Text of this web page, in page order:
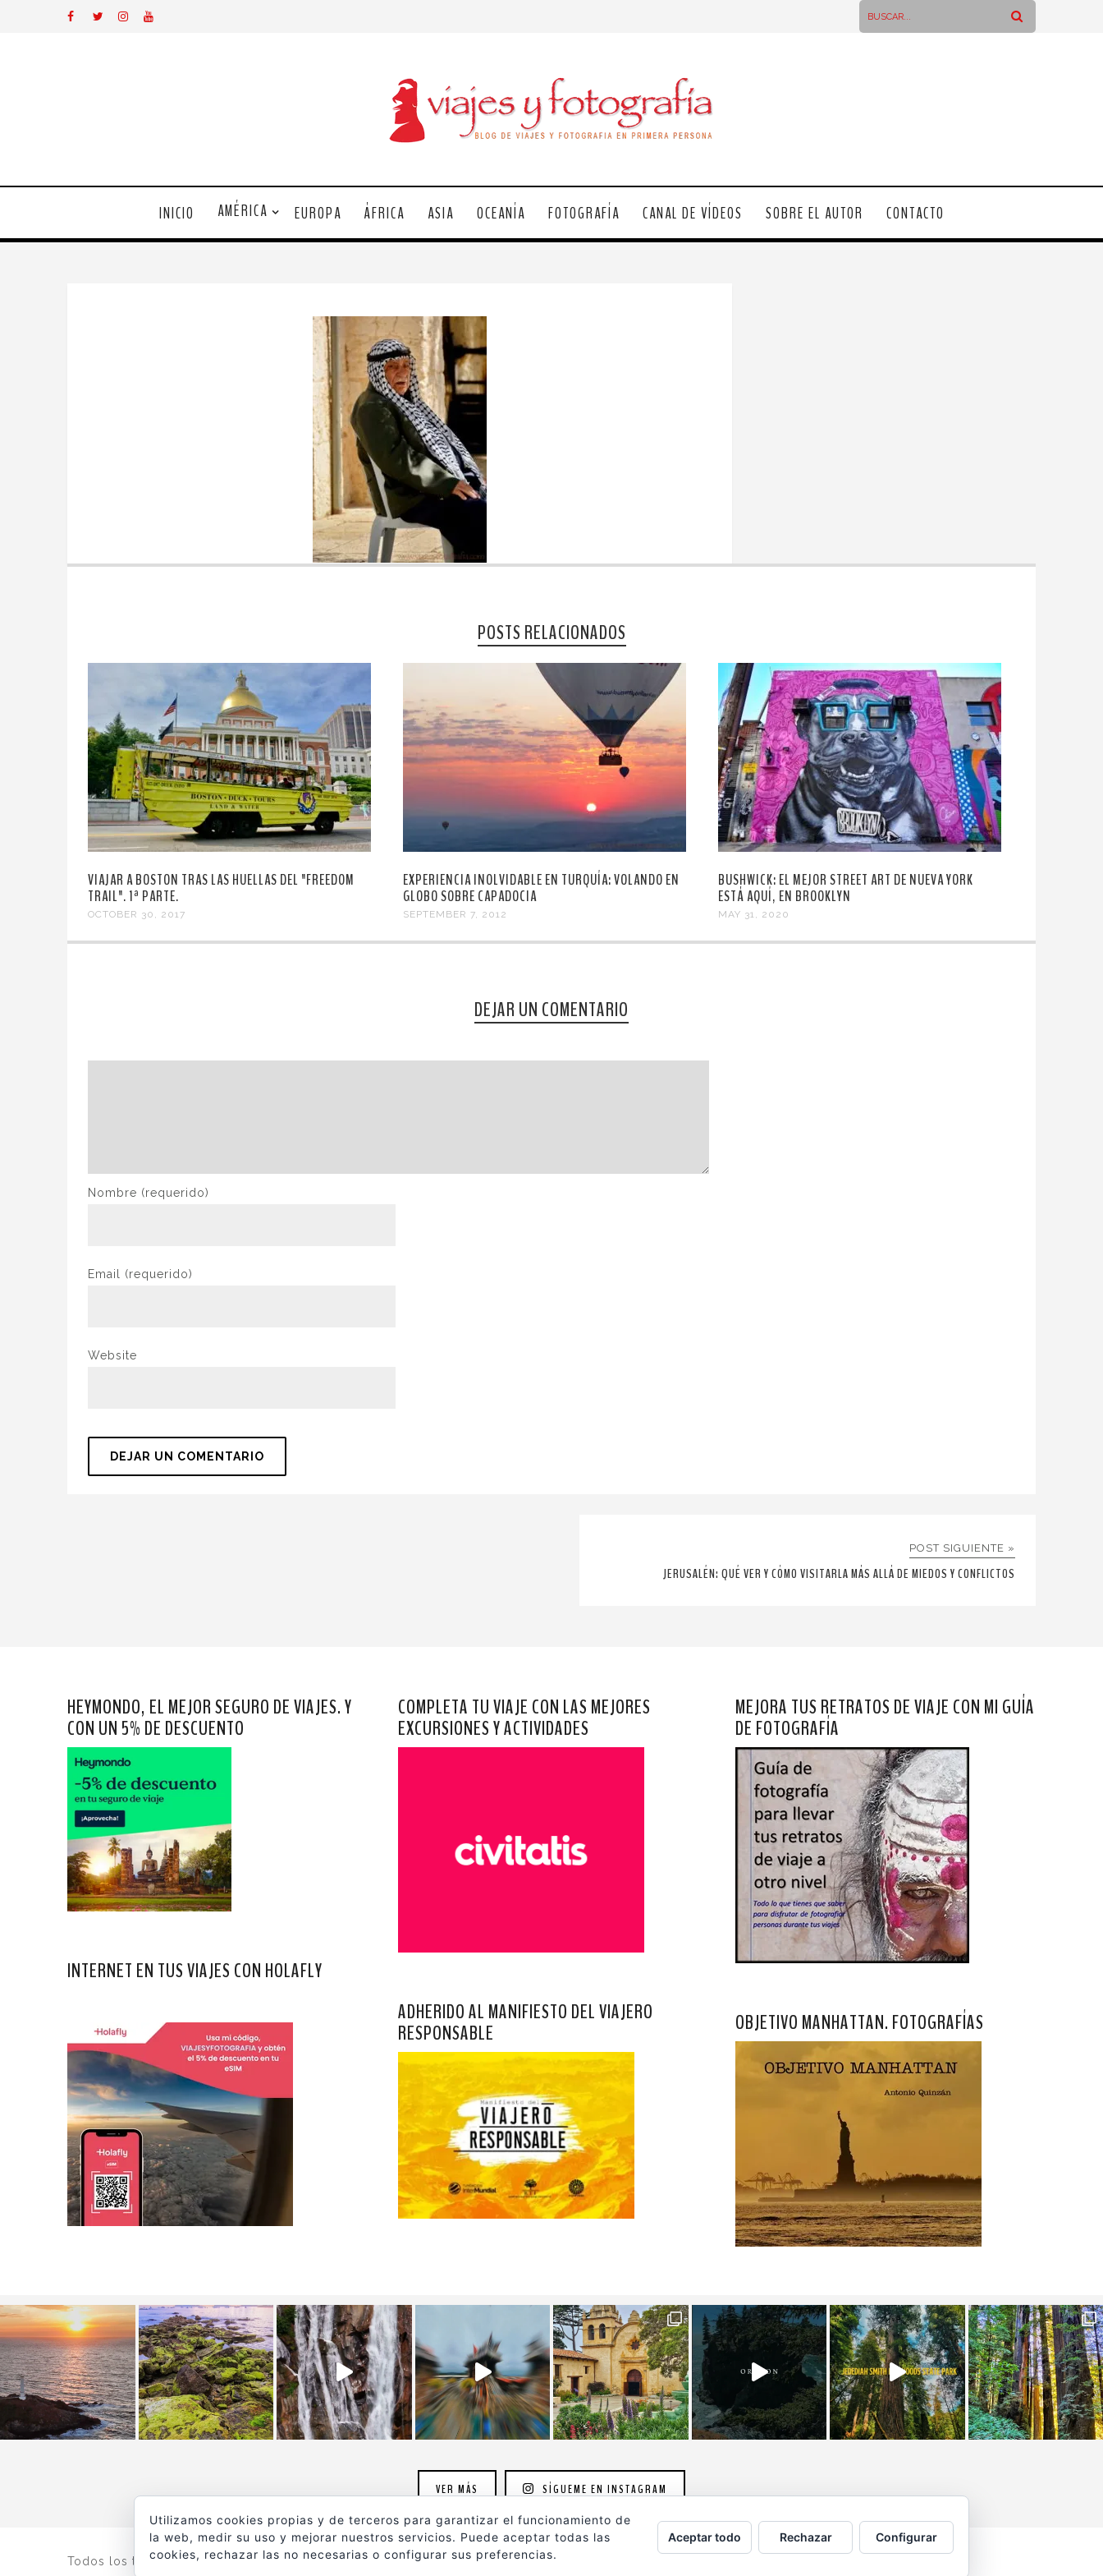
INICIO AMÉRICA EUROPA ÁFRICA ASIA OCEANÍA FOTOGRAFÍA CANAL DE VÍDEOS SOBRE EL AUTOR CONTACTO
POSTS RELACIONADOS
VIAJAR A BOSTON TRAS LAS HUELLAS DEL "FREEDOM
TRAIL". 1ª PARTE.
OCTOBER 30, 2017
EXPERIENCIA INOLVIDABLE EN TURQUÍA: VOLANDO EN
GLOBO SOBRE CAPADOCIA
SEPTEMBER 7, 2012
BUSHWICK: EL MEJOR STREET ART DE NUEVA YORK
ESTÁ AQUÍ, EN BROOKLYN
MAY 31, 2020
DEJAR UN COMENTARIO
Nombre (requerido)
Email (requerido)
Website
POST SIGUIENTE »
JERUSALÉN: QUÉ VER Y CÓMO VISITARLA MÁS ALLÁ DE MIEDOS Y CONFLICTOS
HEYMONDO, EL MEJOR SEGURO DE VIAJES. Y
CON UN 5% DE DESCUENTO
INTERNET EN TUS VIAJES CON HOLAFLY
COMPLETA TU VIAJE CON LAS MEJORES
EXCURSIONES Y ACTIVIDADES
ADHERIDO AL MANIFIESTO DEL VIAJERO
RESPONSABLE
MEJORA TUS RETRATOS DE VIAJE CON MI GUÍA
DE FOTOGRAFÍA
OBJETIVO MANHATTAN. FOTOGRAFÍAS
VER MÁS SÍGUEME EN INSTAGRAM
Todos los textos y fotografías dewww.viajesyfotografia.comson propiedad de su autor y están protegidos por © Copyright
Utilizamos cookies propias y de terceros para garantizar el funcionamiento de
la web, medir su uso y mejorar nuestros servicios. Puede aceptar todas las
cookies, rechazar las no necesarias o configurar sus preferencias.
Aceptar todo Rechazar Configurar